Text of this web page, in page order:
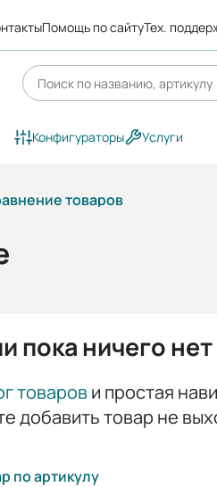
Помощь по сайтуТех.
Конфигураторы Услуги
товаров
пока ничего нет
товаров и простая
добавить товар не
по артикулу